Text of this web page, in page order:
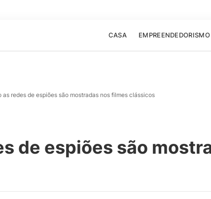
CASA EMPREENDEDORISMO
as redes de espiões são mostradas nos filmes clássicos
de espiões são